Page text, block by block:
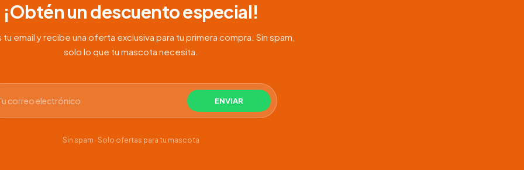
¡Obtén un descuento especial!
tu email y recibe una oferta exclusiva para tu primera compra. Sin spam,
solo lo que tu mascota necesita.
Sin spam · Solo ofertas para tu mascota